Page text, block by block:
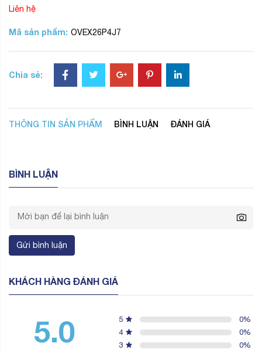
Liên hệ
Mã sản phẩm: OVEX26P4J7
Chia sẻ:
THÔNG TIN SẢN PHẨM BÌNH LUẬN ĐÁNH GIÁ
BÌNH LUẬN
Gửi bình luận
KHÁCH HÀNG ĐÁNH GIÁ
5.0 5 0%
4
0%
3
0%